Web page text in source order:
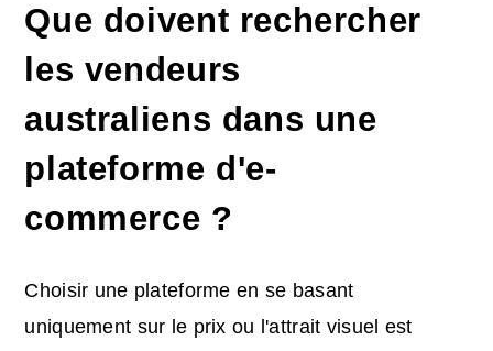
Que doivent rechercher
les vendeurs
australiens dans une
plateforme d'e-
commerce ?
Choisir une plateforme en se basant
uniquement sur le prix ou l'attrait visuel est